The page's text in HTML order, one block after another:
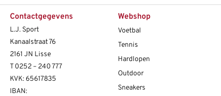
Contactgegevens
L.J. Sport
Kanaalstraat 76
2161 JN Lisse
T0252 – 240 777
KVK: 65617835
IBAN:
Webshop
Voetbal
Tennis
Hardlopen
Outdoor
Sneakers